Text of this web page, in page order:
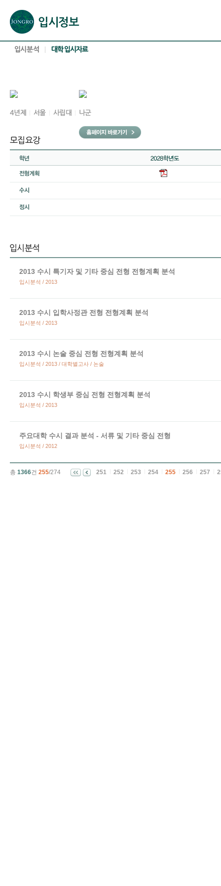
2013 수시 특기자 및 기타 중심 전형 전형계획 분석
입시분석 / 2013
2013 수시 입학사정관 전형 전형계획 분석
입시분석 / 2013
2013 수시 논술 중심 전형 전형계획 분석
입시분석 / 2013 / 대학별고사 / 논술
2013 수시 학생부 중심 전형 전형계획 분석
입시분석 / 2013
주요대학 수시 결과 분석 - 서류 및 기타 중심 전형
입시분석 / 2012
총 1366건 255/274 251 252 253 254 255 256 257